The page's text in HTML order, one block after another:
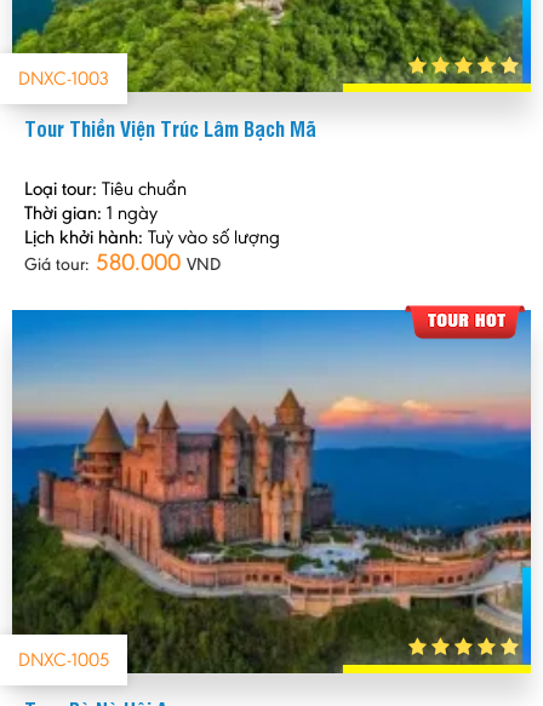
DNXC-1003
Tour Thiền Viện Trúc Lâm Bạch Mã
Loại tour: Tiêu chuẩn
Thời gian: 1 ngày
Lịch khởi hành: Tuỳ vào số lượng
Giá tour: 580.000 VND
DNXC-1005